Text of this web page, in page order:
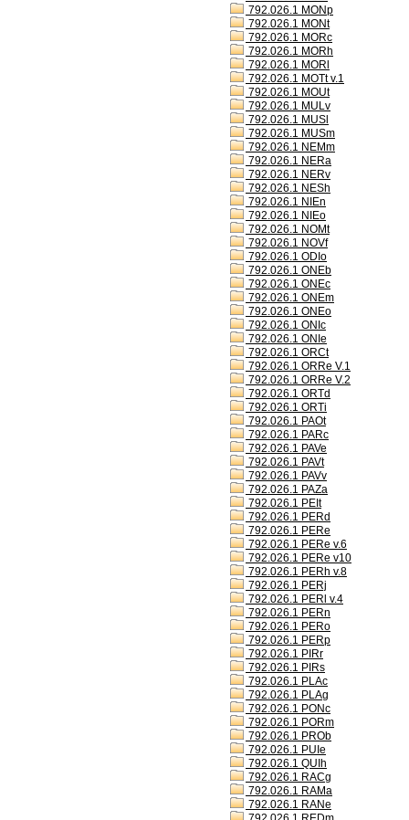
792.026.1 MONp
792.026.1 MONt
792.026.1 MORc
792.026.1 MORh
792.026.1 MORl
792.026.1 MOTt v.1
792.026.1 MOUt
792.026.1 MULv
792.026.1 MUSl
792.026.1 MUSm
792.026.1 NEMm
792.026.1 NERa
792.026.1 NERv
792.026.1 NESh
792.026.1 NIEn
792.026.1 NIEo
792.026.1 NOMt
792.026.1 NOVf
792.026.1 ODIo
792.026.1 ONEb
792.026.1 ONEc
792.026.1 ONEm
792.026.1 ONEo
792.026.1 ONIc
792.026.1 ONIe
792.026.1 ORCt
792.026.1 ORRe V.1
792.026.1 ORRe V.2
792.026.1 ORTd
792.026.1 ORTi
792.026.1 PAOt
792.026.1 PARc
792.026.1 PAVe
792.026.1 PAVt
792.026.1 PAVv
792.026.1 PAZa
792.026.1 PEIt
792.026.1 PERd
792.026.1 PERe
792.026.1 PERe v.6
792.026.1 PERe v10
792.026.1 PERh v.8
792.026.1 PERj
792.026.1 PERl v.4
792.026.1 PERn
792.026.1 PERo
792.026.1 PERp
792.026.1 PIRr
792.026.1 PIRs
792.026.1 PLAc
792.026.1 PLAg
792.026.1 PONc
792.026.1 PORm
792.026.1 PROb
792.026.1 PUIe
792.026.1 QUIh
792.026.1 RACg
792.026.1 RAMa
792.026.1 RANe